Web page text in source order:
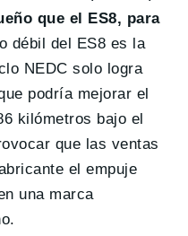
que el ES8, para
débil del ES8 es la
NEDC solo logra
podría mejorar el
kilómetros bajo el
que las ventas
el empuje
una marca